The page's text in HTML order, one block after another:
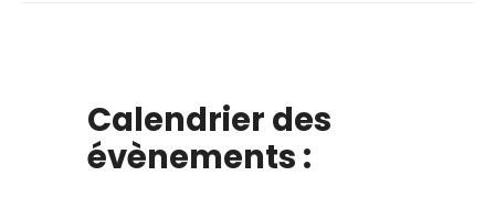
Calendrier des
évènements :